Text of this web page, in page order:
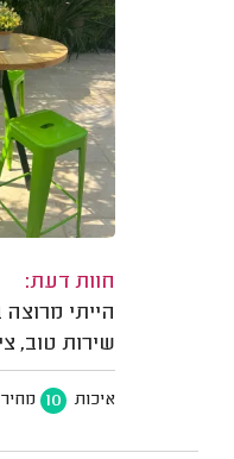
חוות דעת:
הייתי
שירות טוב,
איכות 10 מחיר